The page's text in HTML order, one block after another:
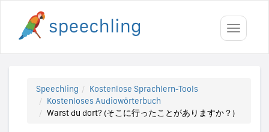
Toggle
Speechling
Kostenlose Sprachlern-Tools
Kostenloses Audiowörterbuch
Warst du dort? (そこに行ったことがありますか？)